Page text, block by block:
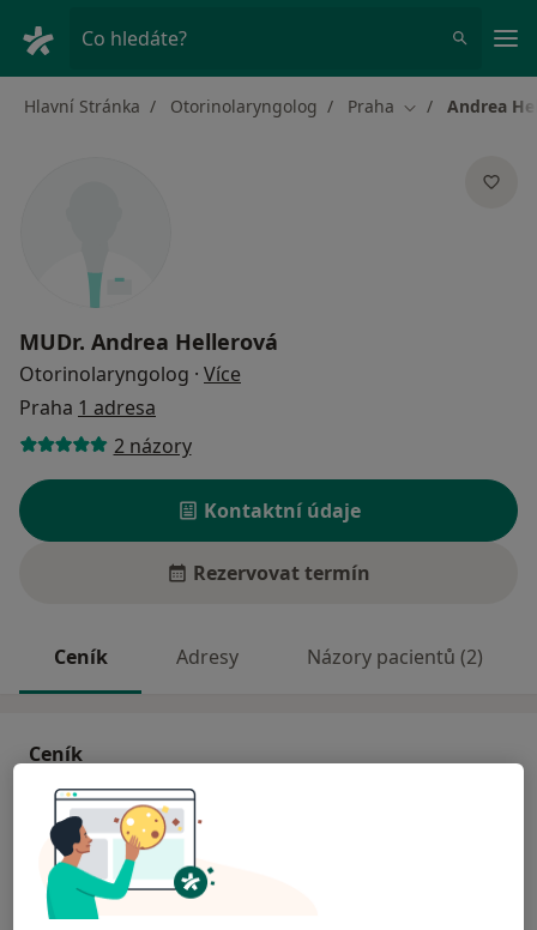
Co hledáte?
Hlavní Stránka Otorinolaryngolog Praha Změna města
Andrea
MUDr. Andrea Hellerová
Otorinolaryngolog · Více
Praha 1 adresa
2 názory
Kontaktní údaje
Rezervovat termín
Ceník Adresy Názory pacientů (2)
Ceník
Informace o službách a cenách nejsou k dispozici
Tento specialista ještě nepřidával žádné informace o